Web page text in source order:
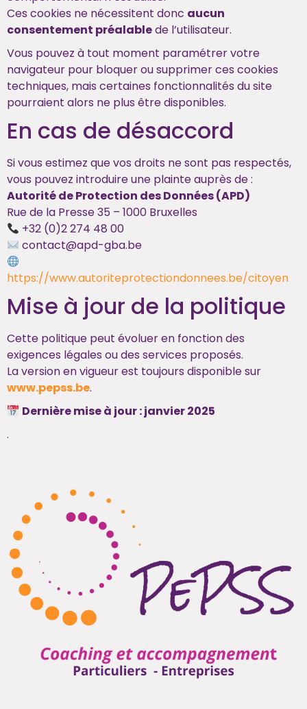
Ces cookies ne nécessitent donc aucun
consentement préalablede l’utilisateur.
Vous pouvez à tout moment paramétrer votre
navigateur pour bloquer ou supprimer ces cookies
techniques, mais certaines fonctionnalités du site
pourraient alors ne plus être disponibles.
En cas de désaccord
Si vous estimez que vos droits ne sont pas respectés,
vous pouvez introduire une plainte auprès de :
Autorité de Protection des Données (APD)
Rue de la Presse 35 – 1000 Bruxelles
+32 (0)2 274 48 00
contact@apd-gba.be
https://www.autoriteprotectiondonnees.be/citoyen
Mise à jour de la politique
Cette politique peut évoluer en fonction des
exigences légales ou des services proposés.
La version en vigueur est toujours disponible sur
www.pepss.be.
Dernière mise à jour : janvier 2025
.